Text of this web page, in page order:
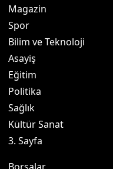
Magazin
Spor
Bilim ve Teknoloji
Asayiş
Eğitim
Politika
Sağlık
Kültür Sanat
3. Sayfa